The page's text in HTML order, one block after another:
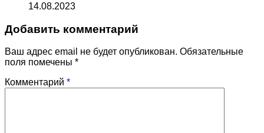
14.08.2023
Добавить комментарий
Ваш адрес email не будет опубликован. Обязательные
поля помечены *
Комментарий *